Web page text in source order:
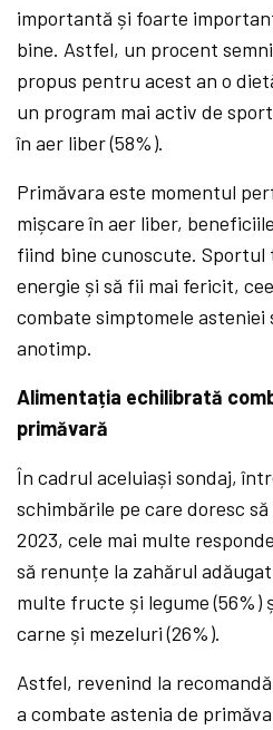
importantă și foarte
bine. Astfel, un procent
propus pentru acest an o
un program mai activ de
în aer liber (58%).
Primăvara este momentul
mișcare în aer liber,
fiind bine cunoscute. Sportul
energie și să fii mai fericit,
combate simptomele
anotimp.
Alimentația echilibrată
primăvară
În cadrul aceluiași sondaj,
schimbările pe care doresc
2023, cele mai multe
să renunțe la zahărul
multe fructe și legume (56%)
carne și mezeluri (26%).
Astfel, revenind la
a combate astenia de